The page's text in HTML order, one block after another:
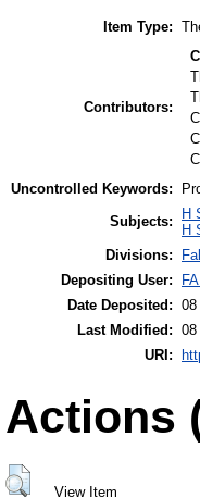
Item Type:
Contributors:
Uncontrolled Keywords:
Subjects:
H
H
Divisions:
Depositing User:
Date Deposited: 08
Last Modified: 08
URI:
Actions
View Item